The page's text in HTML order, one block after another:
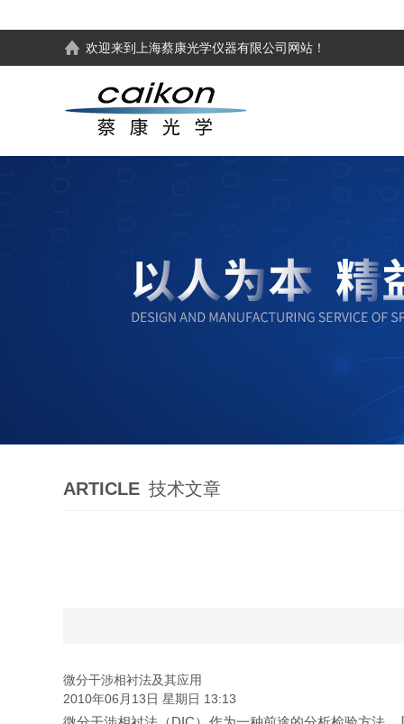
欢迎来到 上海蔡康光学仪器有限公司 网站！
ARTICLE 技术文章
微分干涉相衬法及其应用
2010年06月13日 星期日 13:13